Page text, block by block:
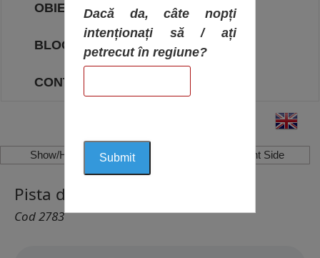
OBIECTIVE
BLOG
CONTACT
Show/Hide Left Side Show/Hide Right Side
Pista de Auto-Modelism, Vrața
Cod 2783
Dacă da, câte nopți
intenționați să / ați
petrecut în regiune?